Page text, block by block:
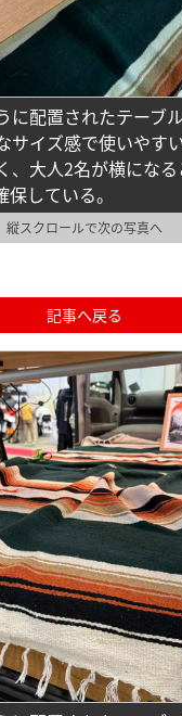
に配置されたテーブ
サイズ感で使いやす
、大人2名が横にな
している。
縦スクロールで次の写真へ
記事へ戻る